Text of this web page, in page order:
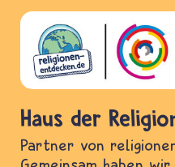
Haus der
Partner von